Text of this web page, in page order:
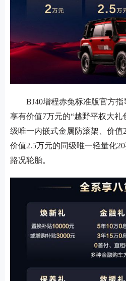
BJ40增程赤兔标准版官方
享有价值7万元的“越野平权大礼
级唯一内嵌式金属防滚架、价值
价值2.5万元的同级唯一轻量化
路况轮胎。